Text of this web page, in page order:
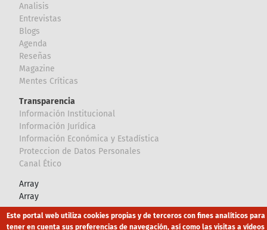
Analisis
Entrevistas
Blogs
Agenda
Reseñas
Magazine
Mentes Críticas
Transparencia
Información Institucional
Información Jurídica
Información Económica y Estadística
Proteccion de Datos Personales
Canal Ético
Array
Array
Footer
Este portal web utiliza cookies propias y de terceros con fines analíticos para
tener en cuenta sus preferencias de navegación, así como las visitas a vídeos